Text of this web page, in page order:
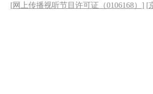
[网上传播视听节目许可证（0106168） ] [